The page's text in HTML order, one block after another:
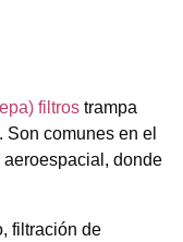
filtros trampa
comunes en el
donde
filtración de